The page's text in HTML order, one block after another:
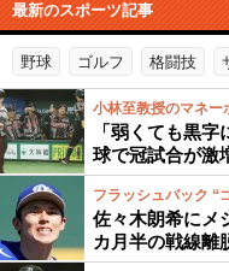
最新のスポーツ記事
野球 ゴルフ 格闘技
小林至教授のマネー
「弱くても黒
球で冠試合が激
フラッシュバック “
佐々木朗希にメ
カ月半の戦線離